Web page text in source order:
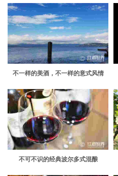
不一样的美酒，不一样的意式风情
不可不识的经典波尔多式混酿